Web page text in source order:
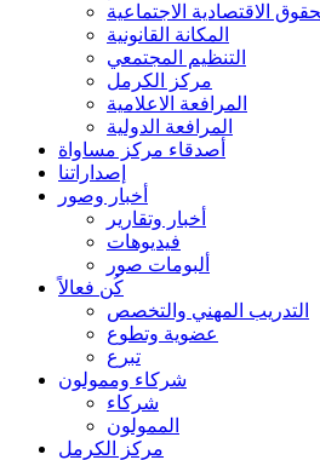
الاقتصادية الاجتماعية
المكانة القانونية
التنظيم المجتمعي
مركز الكرمل
المرافعة الاعلامية
المرافعة الدولية
أصدقاء مركز مساواة
إصداراتنا
أخبار وصور
أخبار وتقارير
فيديوهات
ألبومات صور
كُن فعالاً
التدريب المهني والتخصص
عضوية وتطوع
تبرع
شركاء وممولون
شركاء
الممولون
مركز الكرمل